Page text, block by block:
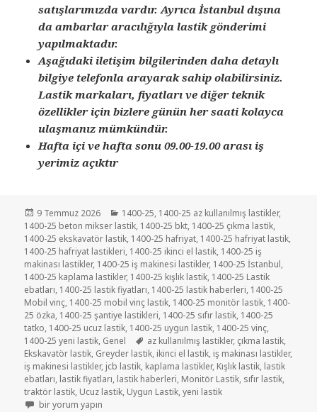
satışlarımızda vardır. Ayrıca İstanbul dışına
da ambarlar aracılığıyla lastik gönderimi
yapılmaktadır.
Aşağıdaki iletişim bilgilerinden daha detaylı
bilgiye telefonla arayarak sahip olabilirsiniz.
Lastik markaları, fiyatları ve diğer teknik
özellikler için bizlere günün her saati kolayca
ulaşmanız mümkündür.
Hafta içi ve hafta sonu 09.00-19.00 arası iş
yerimiz açıktır
Yayın
tarihi
9 Temmuz 2026 Kategoriler
1400-25, 1400-25 az kullanılmış lastikler,
1400-25 beton mikser lastik, 1400-25 bkt, 1400-25 çıkma lastik,
1400-25 ekskavatör lastik, 1400-25 hafriyat, 1400-25 hafriyat lastik,
1400-25 hafriyat lastikleri, 1400-25 ikinci el lastik, 1400-25 iş
makinası lastikler, 1400-25 iş makinesi lastikler, 1400-25 İstanbul,
1400-25 kaplama lastikler, 1400-25 kışlık lastik, 1400-25 Lastik
ebatları, 1400-25 lastik fiyatları, 1400-25 lastik haberleri, 1400-25
Mobil vinç, 1400-25 mobil vinç lastik, 1400-25 monitör lastik, 1400-
25 özka, 1400-25 şantiye lastikleri, 1400-25 sıfır lastik, 1400-25
tatko, 1400-25 ucuz lastik, 1400-25 uygun lastik, 1400-25 vinç,
1400-25 yeni lastik, Genel Etiketler
az kullanılmış lastikler, çıkma lastik,
Ekskavatör lastik, Greyder lastik, ikinci el lastik, iş makinası lastikler,
iş makinesi lastikler, jcb lastik, kaplama lastikler, Kışlık lastik, lastik
ebatları, lastik fiyatları, lastik haberleri, Monitör Lastik, sıfır lastik,
traktör lastik, Ucuz lastik, Uygun Lastik,yeni lastik
1400-25 (385-95R25) YENİ SIFIR LASTİK için
bir yorum yapın